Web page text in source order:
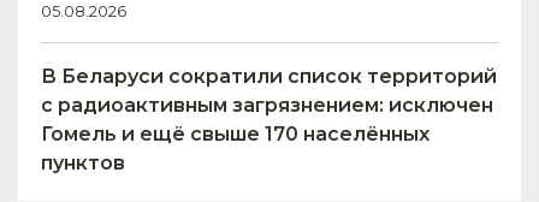
05.08.2026
В Беларуси сократили список территорий
с радиоактивным загрязнением: исключен
Гомель и ещё свыше 170 населённых
пунктов